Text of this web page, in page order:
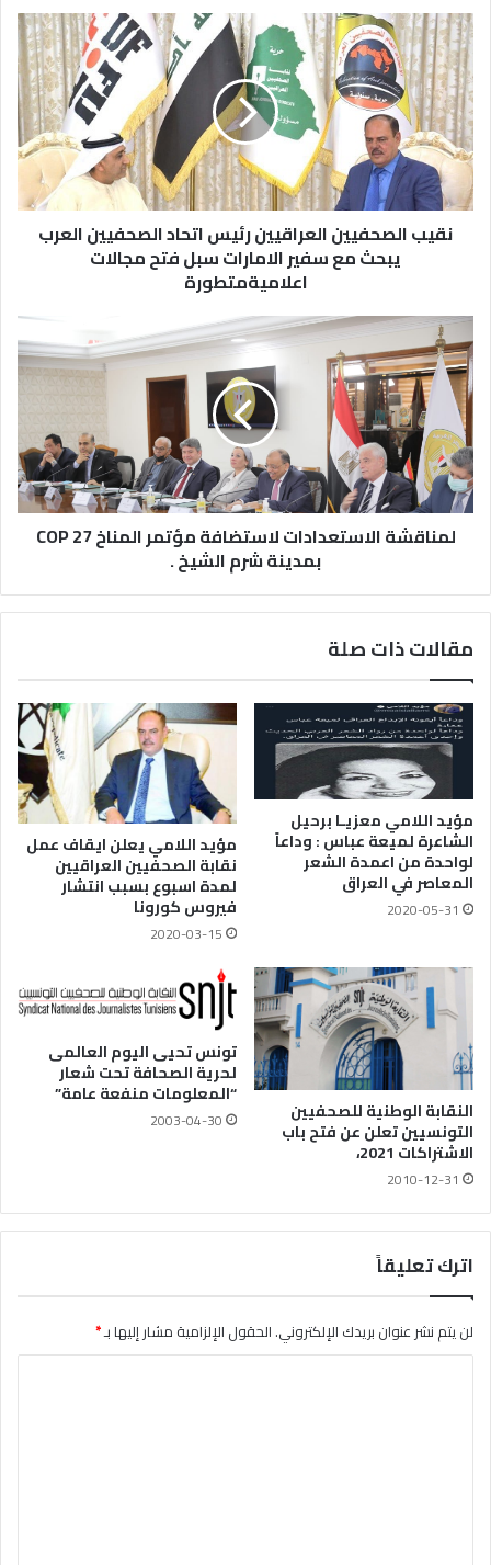
نقيب الصحفيين العراقيين رئيس اتحاد الصحفيين العرب
يبحث مع سفير الامارات سبل فتح مجالات
اعلاميةمتطورة
لمناقشة الاستعدادات لاستضافة مؤتمر المناخ COP 27
بمدينة شرم الشيخ .
مقالات ذات صلة
مؤيد اللامي معزيـا برحيل
الشاعرة لميعة عباس : وداعاً
لواحدة من اعمدة الشعر
المعاصر في العراق
2020-05-31
مؤيد اللامي يعلن ايقاف عمل
نقابة الصحفيين العراقيين
لمدة اسبوع بسبب انتشار
فيروس كورونا
2020-03-15
النقابة الوطنية للصحفيين
التونسيين تعلن عن فتح باب
الاشتراكات 2021،
2010-12-31
تونس تحيى اليوم العالمى
لحرية الصحافة تحت شعار
“المعلومات منفعة عامة”
2003-04-30
اترك تعليقاً
لن يتم نشر عنوان بريدك الإلكتروني.الحقول الإلزامية مشار إليها بـ*